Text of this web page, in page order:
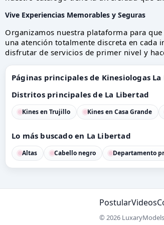
Vive Experiencias Memorables y Seguras
Organizamos nuestra plataforma para
una atención totalmente discreta en cada
disfrutar de servicios de primer nivel y
Páginas principales de Kinesiologas
Distritos principales de La Libertad
Kines en Trujillo Kines en Casa Grande
Lo más buscado en La Libertad
Altas Cabello negro Departamento
PostularVideos
© 2026